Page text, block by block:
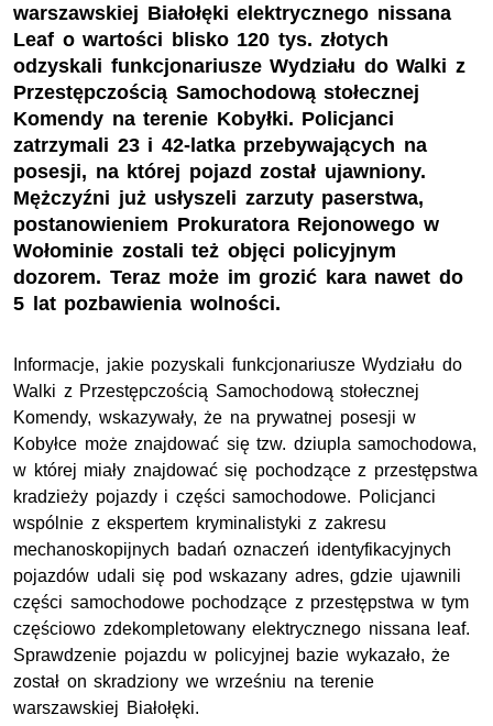
warszawskiej Białołęki elektrycznego nissana
Leaf o wartości blisko 120 tys. złotych
odzyskali funkcjonariusze Wydziału do Walki z
Przestępczością Samochodową stołecznej
Komendy na terenie Kobyłki. Policjanci
zatrzymali 23 i 42-latka przebywających na
posesji, na której pojazd został ujawniony.
Mężczyźni już usłyszeli zarzuty paserstwa,
postanowieniem Prokuratora Rejonowego w
Wołominie zostali też objęci policyjnym
dozorem. Teraz może im grozić kara nawet do
5 lat pozbawienia wolności.
Informacje, jakie pozyskali funkcjonariusze Wydziału do
Walki z Przestępczością Samochodową stołecznej
Komendy, wskazywały, że na prywatnej posesji w
Kobyłce może znajdować się tzw. dziupla samochodowa,
w której miały znajdować się pochodzące z przestępstwa
kradzieży pojazdy i części samochodowe. Policjanci
wspólnie z ekspertem kryminalistyki z zakresu
mechanoskopijnych badań oznaczeń identyfikacyjnych
pojazdów udali się pod wskazany adres, gdzie ujawnili
części samochodowe pochodzące z przestępstwa w tym
częściowo zdekompletowany elektrycznego nissana leaf.
Sprawdzenie pojazdu w policyjnej bazie wykazało, że
został on skradziony we wrześniu na terenie
warszawskiej Białołęki.